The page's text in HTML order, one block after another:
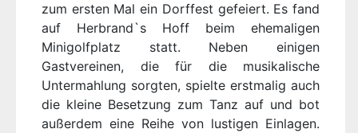
zum ersten Mal ein Dorffest gefeiert. Es fand
auf Herbrand`s Hoff beim ehemaligen
Minigolfplatz statt. Neben einigen
Gastvereinen, die für die musikalische
Untermahlung sorgten, spielte erstmalig auch
die kleine Besetzung zum Tanz auf und bot
außerdem eine Reihe von lustigen Einlagen.